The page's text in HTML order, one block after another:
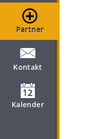
Partner
Kontakt
Kalender